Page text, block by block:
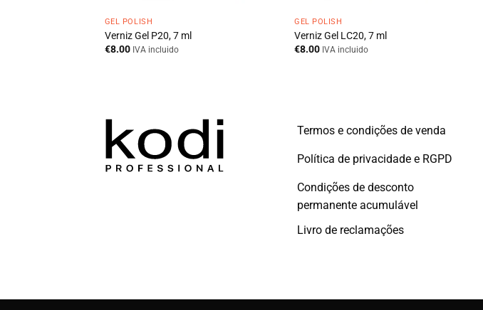
GEL POLISH
Verniz Gel P20, 7 ml
€8.00 IVA incluido
GEL POLISH
Verniz Gel LC20, 7 ml
€8.00 IVA incluido
Termos e condições de venda
Política de privacidade e RGPD
Condições de desconto
permanente acumulável
Livro de reclamações